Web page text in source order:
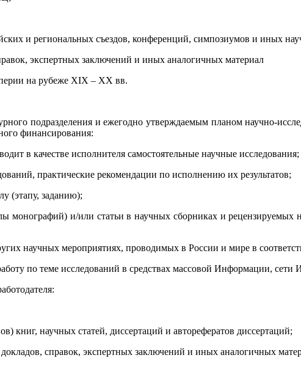
и региональных съездов, конференций, симпозиумов и иных
экспертных заключений и иных аналогичных материал
на рубеже XIX – XX вв.
подразделения и ежегодно утверждаемым планом научно-
финансирования:
в качестве исполнителя самостоятельные научные исследования;
практические рекомендации по исполнению их результатов;
(этапу, заданию);
монографий) и/или статьи в научных сборниках и рецензируемых
научных мероприятиях, проводимых в России и мире в
по теме исследований в средствах массовой Информации, сети
книг, научных статей, диссертаций и авторефератов диссертаций;
справок, экспертных заключений и иных аналогичных